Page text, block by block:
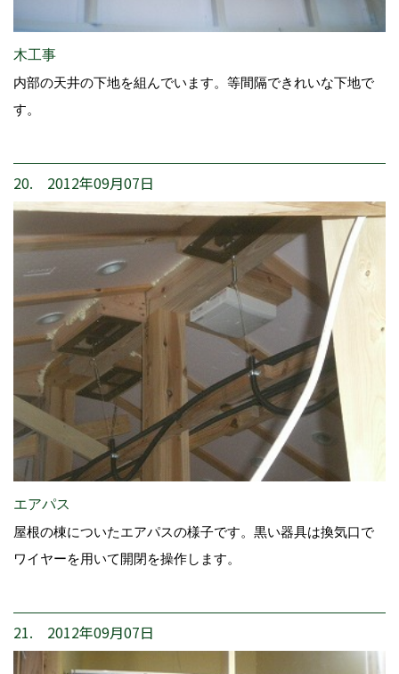
木工事
内部の天井の下地を組んでいます。等間隔できれいな下地で
す。
20. 2012年09月07日
エアパス
屋根の棟についたエアパスの様子です。黒い器具は換気口で
ワイヤーを用いて開閉を操作します。
21. 2012年09月07日